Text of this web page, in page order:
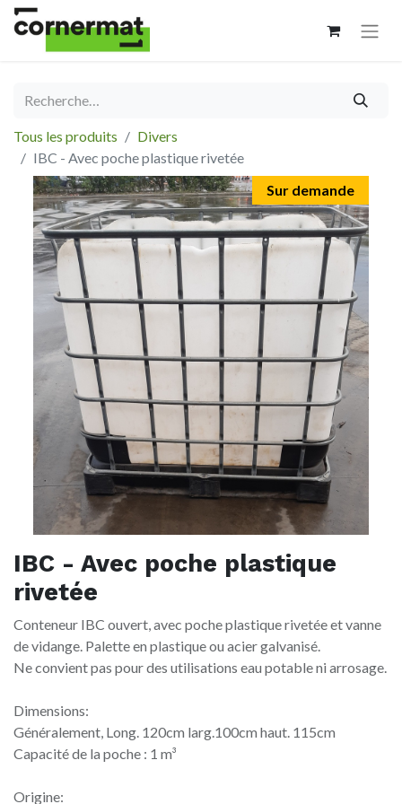
Tous les produits
Divers
IBC - Avec poche plastique rivetée
Sur demande
IBC - Avec poche plastique
rivetée
Conteneur IBC ouvert, avec poche plastique rivetée et vanne
de vidange. Palette en plastique ou acier galvanisé.
Ne convient pas pour des utilisations eau potable ni arrosage.
Dimensions:
Généralement, Long. 120cm larg.100cm haut. 115cm
Capacité de la poche : 1 m³
Origine: